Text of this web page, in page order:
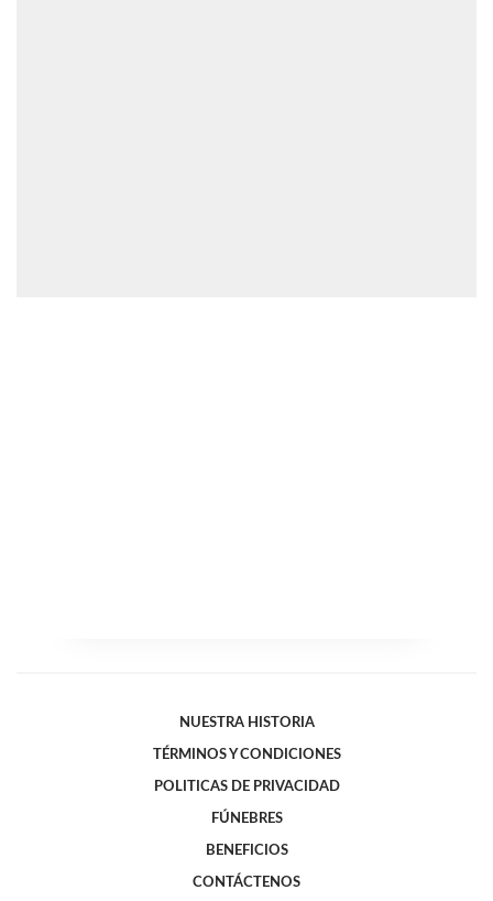
NUESTRA HISTORIA
TÉRMINOS Y CONDICIONES
POLITICAS DE PRIVACIDAD
FÚNEBRES
BENEFICIOS
CONTÁCTENOS